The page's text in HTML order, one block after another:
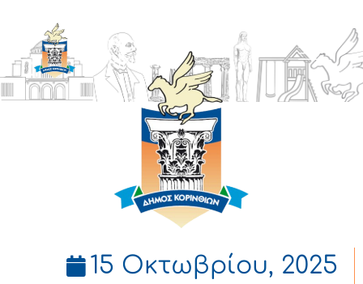
ΔΗΜΟΣ
ΚΟΡΙΝΘΙΩΝ
15 Οκτωβρίου, 2025